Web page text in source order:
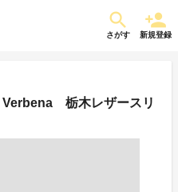
さがす 新規登録
Verbena 栃木レザースリ